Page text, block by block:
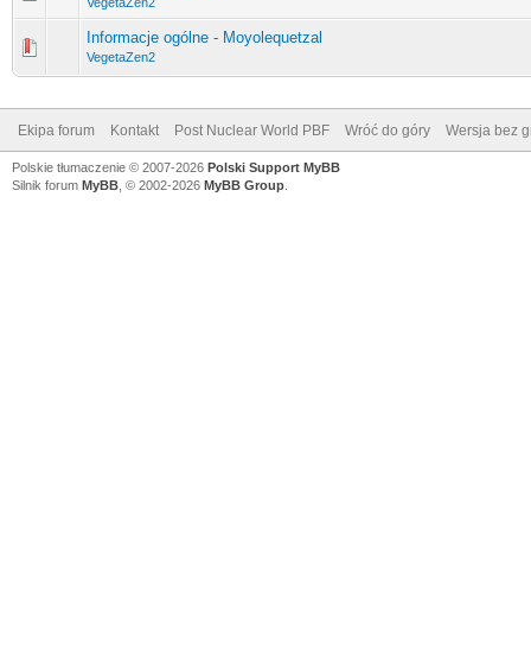
Informacje ogólne - Moyolequetzal
VegetaZen2
Ekipa forum Kontakt Post Nuclear World PBF Wróć do góry Wersja bez
Polskie tłumaczenie © 2007-2026 Polski Support MyBB
Silnik forum MyBB , © 2002-2026 MyBB Group